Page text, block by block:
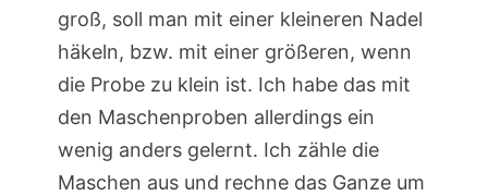
groß, soll man mit einer kleineren Nadel
häkeln, bzw. mit einer größeren, wenn
die Probe zu klein ist. Ich habe das mit
den Maschenproben allerdings ein
wenig anders gelernt. Ich zähle die
Maschen aus und rechne das Ganze um